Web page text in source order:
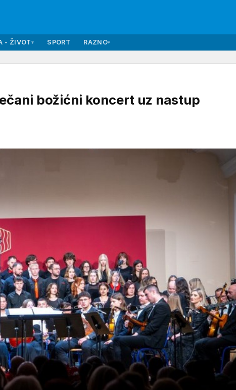
- ŽIVOT▾ SPORT RAZNO▾
božićni koncert uz nastup